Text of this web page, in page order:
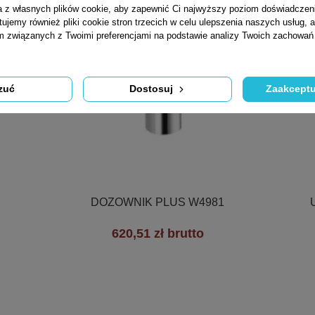
Szybki podgląd
DOZOWNIK PLUS W4981
620,51 zł brutto
z własnych plików cookie, aby zapewnić Ci najwyższy poziom
również pliki cookie stron trzecich w celu ulepszenia naszych usług,
związanych z Twoimi preferencjami na podstawie analizy Twoich
Dostosuj